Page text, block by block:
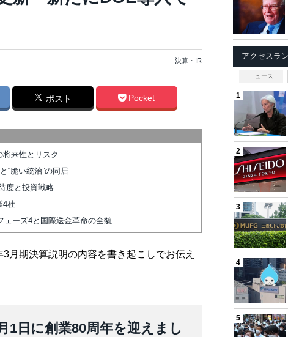
決算・IR
ポスト Pocket
来性とリスク
“脆い統治”の同居
度と投資戦略
4社
ェーズ4と国際送金革命の全貌
月期決算説明の内容を書き起こしでお伝え
1日に創業80周年を迎えまし
アクセスラ
ニュース